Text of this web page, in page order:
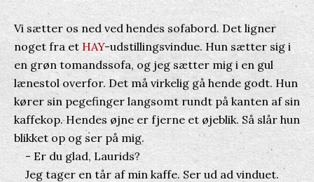
Vi sætter os ned ved hendes sofabord. Det ligner
noget fra et HAY-udstillingsvindue. Hun sætter sig i
en grøn tomandssofa, og jeg sætter mig i en gul
lænestol overfor. Det må virkelig gå hende godt. Hun
kører sin pegefinger langsomt rundt på kanten af sin
kaffekop. Hendes øjne er fjerne et øjeblik. Så slår hun
blikket op og ser på mig.
- Er du glad, Laurids?
Jeg tager en tår af min kaffe. Ser ud ad vinduet.